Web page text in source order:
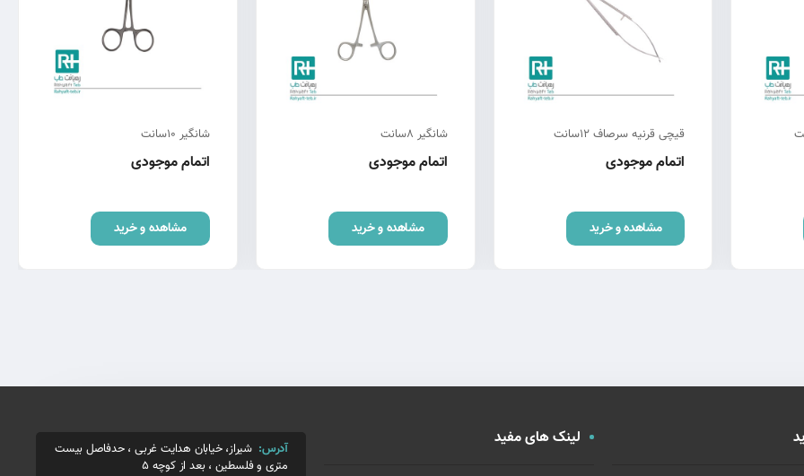
قیچی قرنیه سرصاف 12سانت
اتمام موجودی
مشاهده و خرید
شانگیر 8سانت
اتمام موجودی
مشاهده و خرید
شانگیر 10سانت
اتمام موجودی
مشاهده و خرید
لینک های مفید آدرس: شیراز، خیابان هدایت غربی ، حدفاصل بیست
متری و فلسطین ، بعد از کوچه 5